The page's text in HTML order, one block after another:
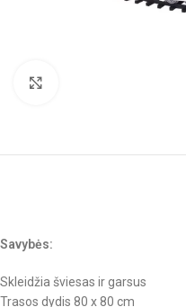
Savybės:
Skleidžia šviesas ir garsus
Trasos dydis 80 x 80 cm